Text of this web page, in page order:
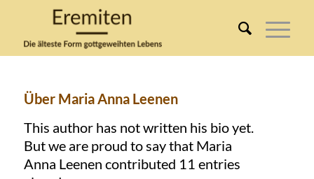
Über Maria Anna Leenen
This author has not written his bio yet.
But we are proud to say that Maria
Anna Leenen contributed 11 entries